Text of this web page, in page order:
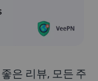
좋은 리뷰, 모든 주